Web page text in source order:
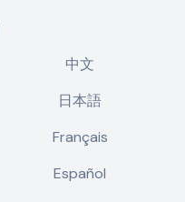
中文
日本語
Français
Español